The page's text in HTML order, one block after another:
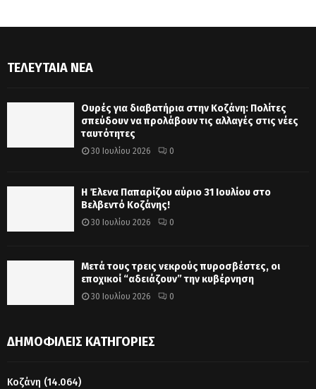
ΤΕΛΕΥΤΑΊΑ ΝΈΑ
Ουρές για διαβατήρια στην Κοζάνη: Πολίτες
σπεύδουν να προλάβουν τις αλλαγές στις νέες
ταυτότητες
30 Ιουλίου 2026 0
Η Έλενα Παπαρίζου αύριο 31 Ιουλίου στο
Βελβεντό Κοζάνης!
30 Ιουλίου 2026 0
Μετά τους τρεις νεκρούς πυροσβέστες, οι
εποχικοί “αδειάζουν” την κυβέρνηση
30 Ιουλίου 2026 0
ΔΗΜΟΦΙΛΕΊΣ ΚΑΤΗΓΟΡΊΕΣ
Κοζάνη (14.064)